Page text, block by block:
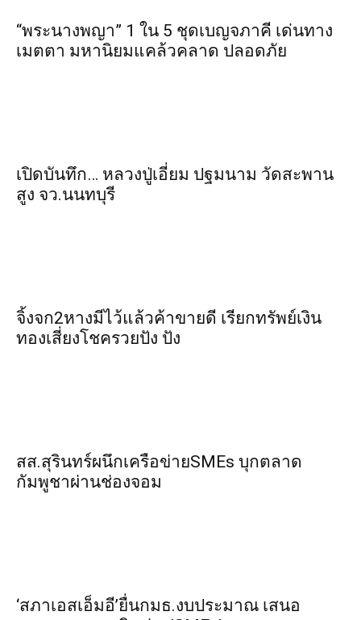
“พระ​นาง​พญา” 1 ใน 5​ ชุดเบญจ​ภาคี​ เด่นทาง
เมตตา​ มหา​นิยม​แคล้วคลาด​ ปลอดภัย​
เปิดบันทึก… หลวงปู่เอี่ยม ​ปฐม​นาม​ วัดสะพาน
สูง​ จว.นนทบุรี
จิ้งจก​2​หาง​มีไว้แล้ว​ค้าขาย​ดี​ เรียก​ทรัพย์เงิน
ทอง​เสี่ยงโชค​รวยปัง​ ปัง​
สส.สุรินทร์ผนึกเครือข่ายSMEs บุกตลาด
กัมพูชาผ่านช่องจอม
‘สภาเอสเอ็มอี’ยื่นกมธ.งบประมาณ เสนอ